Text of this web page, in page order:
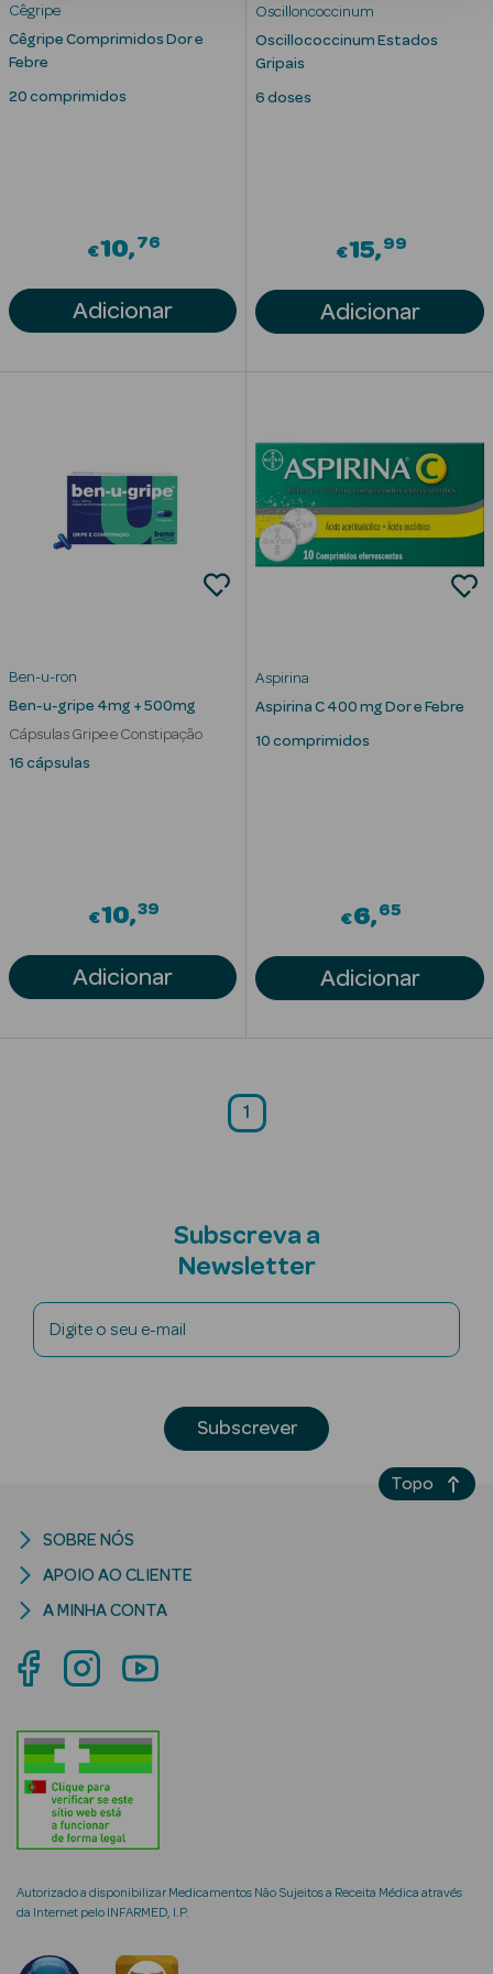
Banho
Desodorizantes
Esfoliantes
Depilatórios
Estrias
Bronzeadores
Pés
Massajadores
Corporais
Rosto Luxo
Hidratantes
Séruns Faciais
Contorno de
Anti-
Limpeza Facial
Desmaquilhantes
Máscaras
Faciais
Lábios
Cêgripe
Cêgripe Comprimidos Dor e
Febre
20 comprimidos
€10 76
Adicionar
Oscilloncoccinum
Oscillococcinum Estados
Gripais
6 doses
€15 99
Adicionar
Ben-u-ron
Ben-u-gripe 4mg + 500mg
Cápsulas Gripe e Constipação
16 cápsulas
€10 39
Adicionar
Aspirina
Aspirina C 400 mg Dor e Febre
10 comprimidos
€6 65
Adicionar
1
Subscreva a
Newsletter
Digite o seu e-mail
Subscrever
Autorizado a disponibilizar Medicamentos Não Sujeitos a Receita Médica através
da Internet pelo INFARMED, I.P.
SOBRE NÓS
APOIO AO CLIENTE
A MINHA CONTA
Topo